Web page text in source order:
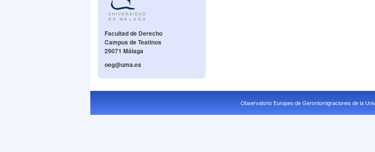
Facultad de Derecho
Campus de Teatinos
29071 Málaga
oeg@uma.es
Observatorio Europeo de Gerontomigraciones de la